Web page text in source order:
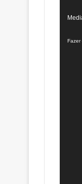
vídeo
Fazer